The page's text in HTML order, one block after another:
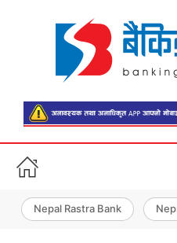
Nepal Rastra Bank